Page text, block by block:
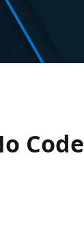
Code